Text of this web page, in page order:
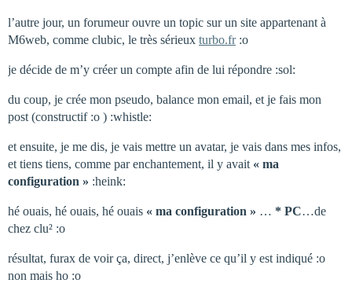
l’autre jour, un forumeur ouvre un topic sur un site appartenant à
M6web, comme clubic, le très sérieux turbo.fr:o
je décide de m’y créer un compte afin de lui répondre :sol:
du coup, je crée mon pseudo, balance mon email, et je fais mon
post (constructif :o ) :whistle:
et ensuite, je me dis, je vais mettre un avatar, je vais dans mes infos,
et tiens tiens, comme par enchantement, il y avait « ma
configuration » :heink:
hé ouais, hé ouais, hé ouais « ma configuration » … * PC…de
chez clu² :o
résultat, furax de voir ça, direct, j’enlève ce qu’il y est indiqué :o
non mais ho :o